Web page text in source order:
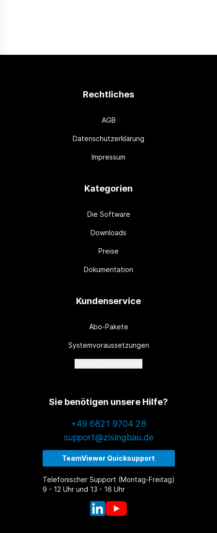
Sie benötigen unsere Hilfe?
+49 6821 9704 28
support@zisingbau.de
TeamViewer Quicksupport
Telefonischer Support (Montag-Freitag)
9 - 12 Uhr und 13 - 16 Uhr
Rechtliches
AGB
Datenschutzerklärung
Impressum
Kategorien
Die Software
Downloads
Preise
Dokumentation
Kundenservice
Abo-Pakete
Systemvoraussetzungen